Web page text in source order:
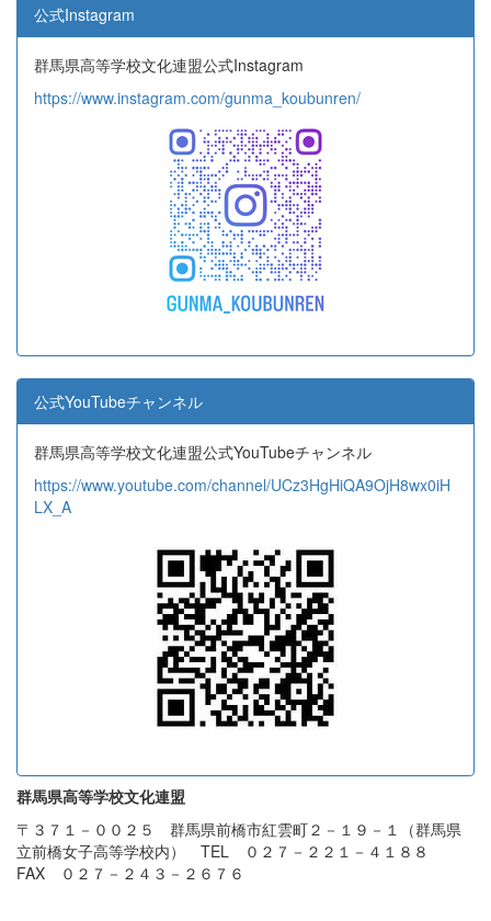
公式Instagram
群馬県高等学校文化連盟公式Instagram
https://www.instagram.com/gunma_koubunren/
公式YouTubeチャンネル
群馬県高等学校文化連盟公式YouTubeチャンネル
https://www.youtube.com/channel/UCz3HgHiQA9OjH8wx0iH
LX_A
群馬県高等学校文化連盟
〒３７１－００２５ 群馬県前橋市紅雲町２－１９－１（群馬県
立前橋女子高等学校内） TEL ０２７－２２１－４１８８
FAX ０２７－２４３－２６７６